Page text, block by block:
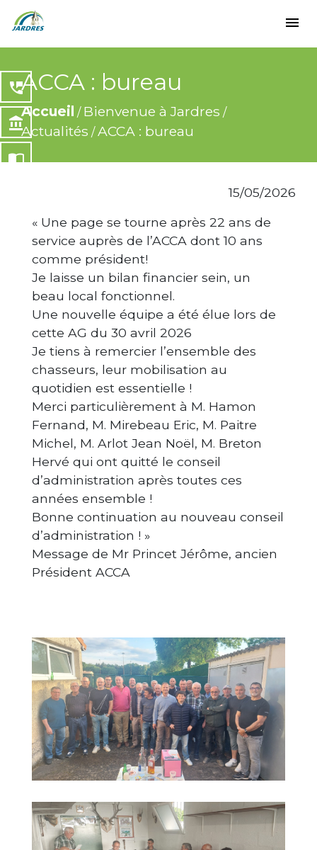
menu
ACCA : bureau
Accueil / Bienvenue à Jardres /
Actualités /ACCA : bureau
perm_phone_msg
account_balance
import_contacts
15/05/2026
« Une page se tourne après 22 ans de
service auprès de l’ACCA dont 10 ans
comme président!
Je laisse un bilan financier sein, un
beau local fonctionnel.
Une nouvelle équipe a été élue lors de
cette AG du 30 avril 2026
Je tiens à remercier l’ensemble des
chasseurs, leur mobilisation au
quotidien est essentielle !
Merci particulièrement à M. Hamon
Fernand, M. Mirebeau Eric, M. Paitre
Michel, M. Arlot Jean Noël, M. Breton
Hervé qui ont quitté le conseil
d’administration après toutes ces
années ensemble !
Bonne continuation au nouveau conseil
d’administration ! »
Message de Mr Princet Jérôme, ancien
Président ACCA